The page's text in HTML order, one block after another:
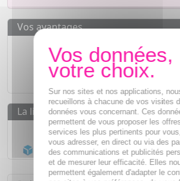
Vos avantages
Des prix
IMBATTABLES
Paiement en ligneSÉCURISÉ
La livraison
Livraison gratuite dès55€
Acheminement Chronopost
Sur nos sites et nos applications,
recueillons à chacune de vos visites
données vous concernant. Ces
permettent de vous proposer les
services les plus pertinents pour
vous adresser, en direct ou via des
des communications et publicités
et de mesurer leur efficacité. Elles
permettent également d'adapter le